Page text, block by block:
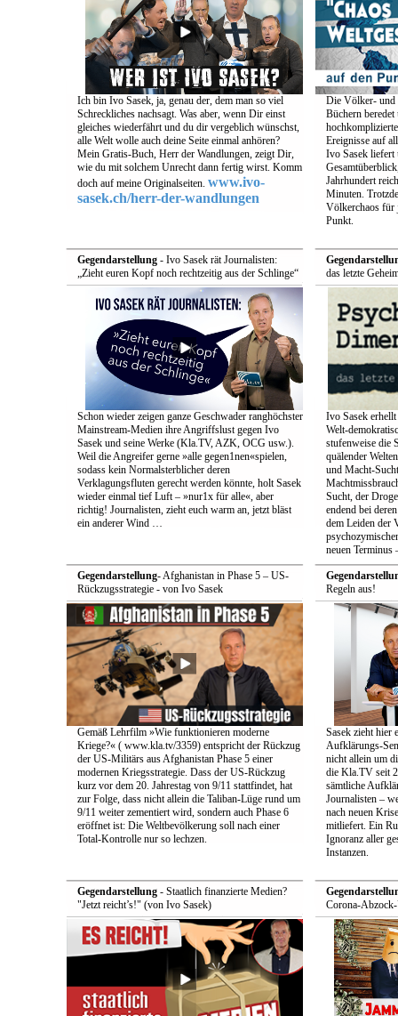
Ich bin Ivo Sasek, ja, genau der, dem man so viel
Schreckliches nachsagt. Was aber, wenn Dir einst
gleiches wiederfährt und du dir vergeblich wünschst,
alle Welt wolle auch deine Seite einmal anhören?
Mein Gratis-Buch, Herr der Wandlungen, zeigt Dir,
wie du mit solchem Unrecht dann fertig wirst. Komm
doch auf meine Originalseiten. www.ivo-
sasek.ch/herr-der-wandlungen
Die Völker- und
Büchern beredet
Ereignisse auf
Ivo Sasek liefert
Jahrhundert
Minuten.
Völkerchaos für
Punkt.
Gegendarstellung- Ivo Sasek rät Journalisten:
„Zieht euren Kopf noch rechtzeitig aus der Schlinge“
Schon wieder zeigen ganze Geschwader ranghöchster
Mainstream-Medien ihre Angriffslust gegen Ivo
Sasek und seine Werke (Kla.TV, AZK, OCG usw.).
Weil die Angreifer gerne »alle gegen1nen«spielen,
sodass kein Normalsterblicher deren
Verklagungsfluten gerecht werden könnte, holt Sasek
wieder einmal tief Luft – »nur1x für alle«, aber
richtig! Journalisten, zieht euch warm an, jetzt bläst
ein anderer Wind …
das letzte
Ivo Sasek
Welt-
stufenweise die
quälender
und Macht-
Sucht, der
endend bei
dem Leiden der
neuen Terminus
Gegendarstellung- Afghanistan in Phase 5 – US-
Rückzugsstrategie - von Ivo Sasek
Gemäß Lehrfilm »Wie funktionieren moderne
Kriege?« ( www.kla.tv/3359) entspricht der Rückzug
der US-Militärs aus Afghanistan Phase 5 einer
modernen Kriegsstrategie. Dass der US-Rückzug
kurz vor dem 20. Jahrestag von 9/11 stattfindet, hat
zur Folge, dass nicht allein die Taliban-Lüge rund um
9/11 weiter zementiert wird, sondern auch Phase 6
eröffnet ist: Die Weltbevölkerung soll nach einer
Total-Kontrolle nur so lechzen.
Regeln aus!
Sasek zieht hier
Aufklärungs-
nicht allein um
die Kla.TV seit
sämtliche
Journalisten –
nach neuen
mitliefert. Ein
Ignoranz aller
Instanzen.
Gegendarstellung- Staatlich finanzierte Medien?
"Jetzt reicht’s!" (von Ivo Sasek)
Corona-